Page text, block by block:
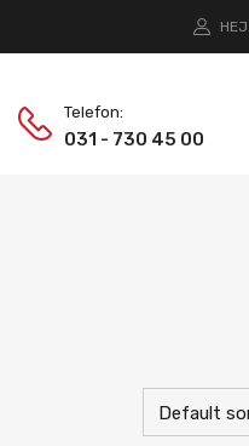
HEJ.
Telefon:
031 - 730 45 00